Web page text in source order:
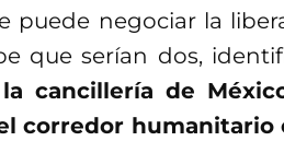
puede negociar la
que serían dos,
la cancillería de
corredor humanitario